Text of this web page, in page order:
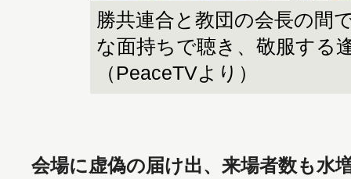
勝共連合と教団の会長の間
な面持ちで聴き、敬服する
（PeaceTVより）
会場に虚偽の届け出、来場者数も水